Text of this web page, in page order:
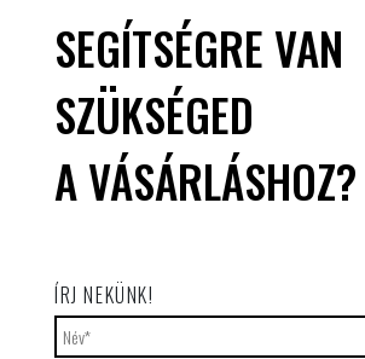
SEGÍTSÉGRE VAN
SZÜKSÉGED
A VÁSÁRLÁSHOZ?
ÍRJ NEKÜNK!